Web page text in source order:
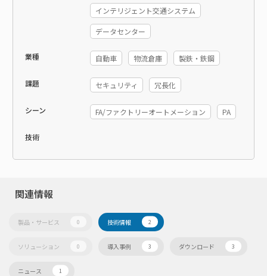
インテリジェント交通システム
データセンター
業種 自動車 物流倉庫 製鉄・鉄鋼
課題 セキュリティ 冗長化
シーン FA/ファクトリーオートメーション PA
技術
関連情報
製品・サービス 0 技術情報 2
ソリューション 0 導入事例 3 ダウンロード 3
ニュース 1